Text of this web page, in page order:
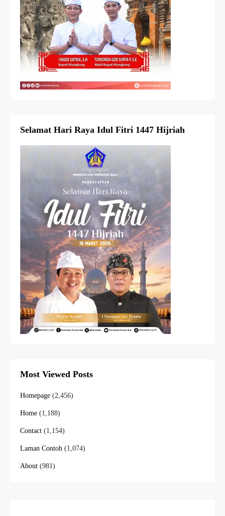
Selamat Hari Raya Idul Fitri 1447 Hijriah
Most Viewed Posts
Homepage (2,456)
Home (1,188)
Contact (1,154)
Laman Contoh (1,074)
About (981)